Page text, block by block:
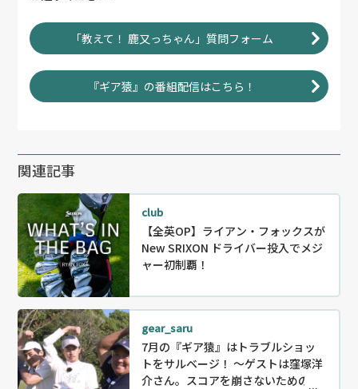
「教えて！ 鹿又っちゃん」質問フォーム
『ギア猿』の番組配信はこちら！
関連記事
club
【全英OP】ライアン・フォックスが
New SRIXON ドライバー投入でメジ
ャー初制覇！
gear_saru
7月の『ギア猿』はトラブルショッ
トをサルベージ！ ～ゲストは窪塚洋
介さん。スコアを崩さないためのリ